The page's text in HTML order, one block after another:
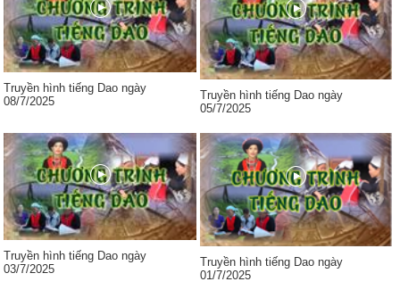
Truyền hình tiếng Dao ngày
08/7/2025
Truyền hình tiếng Dao ngày
05/7/2025
Truyền hình tiếng Dao ngày
03/7/2025
Truyền hình tiếng Dao ngày
01/7/2025